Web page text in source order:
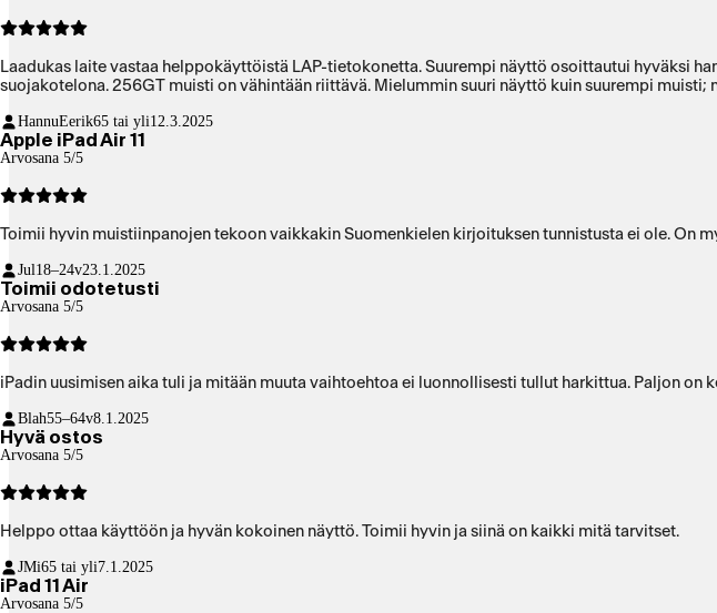
Laadukas laite vastaa helppokäyttöistä LAP-tietokonetta. Suurempi näyttö osoittautui hyväksi
suojakotelona. 256GT muisti on vähintään riittävä. Mielummin suuri näyttö kuin suurempi muisti;
HannuEerik65 tai yli12.3.2025
Apple iPad Air 11
Arvosana 5/5
Toimii hyvin muistiinpanojen tekoon vaikkakin Suomenkielen kirjoituksen tunnistusta ei ole. On
Jul 18–24v23.1.2025
Toimii odotetusti
Arvosana 5/5
iPadin uusimisen aika tuli ja mitään muuta vaihtoehtoa ei luonnollisesti tullut harkittua. Paljon on
Blah55–64v8.1.2025
Hyvä ostos
Arvosana 5/5
Helppo ottaa käyttöön ja hyvän kokoinen näyttö. Toimii hyvin ja siinä on kaikki mitä tarvitset.
JMi65 tai yli7.1.2025
iPad 11 Air
Arvosana 5/5